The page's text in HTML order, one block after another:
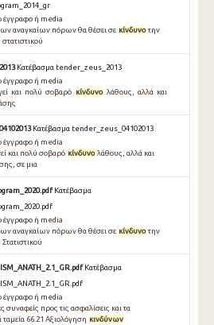
έγγραφο ή media
αναγκαίων πόρων θα θέσει σε κίνδυνοτην
Κατέβασμα tender_zeus_2013
έγγραφο ή media
και πολύ σοβαρό κίνδυνολάθους, αλλά και
Κατέβασμα tender_zeus_04102013
έγγραφο ή media
και πολύ σοβαρό κίνδυνολάθους, αλλά και
σε μια
Κατέβασμα
έγγραφο ή media
αναγκαίων πόρων θα θέσει σε κίνδυνοτην
Κατέβασμα
έγγραφο ή media
συναφείς προς τις ασφαλίσεις και τα
ταμεία 66.21 Αξιολόγηση κινδύνων